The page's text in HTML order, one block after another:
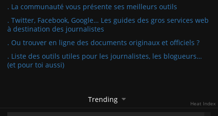
. La communauté vous présente ses meilleurs outils
. Twitter, Facebook, Google… Les guides des gros services web
à destination des journalistes
. Ou trouver en ligne des documents originaux et officiels ?
. Liste des outils utiles pour les journalistes, les blogueurs…
(et pour toi aussi)
Trending Heat Index